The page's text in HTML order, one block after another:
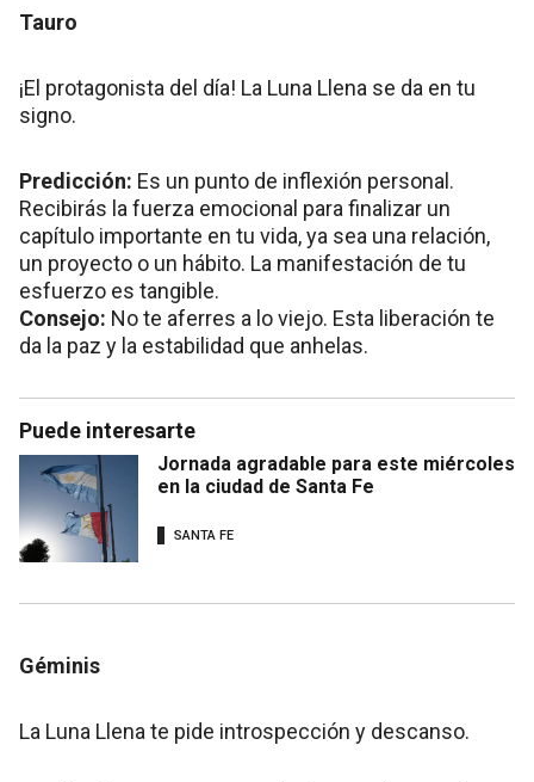
Tauro
¡El protagonista del día! La Luna Llena se da en tu
signo.
Predicción: Es un punto de inflexión personal.
Recibirás la fuerza emocional para finalizar un
capítulo importante en tu vida, ya sea una relación,
un proyecto o un hábito. La manifestación de tu
esfuerzo es tangible.
Consejo: No te aferres a lo viejo. Esta liberación te
da la paz y la estabilidad que anhelas.
Puede interesarte
Jornada agradable para este miércoles
en la ciudad de Santa Fe
SANTA FE
Géminis
La Luna Llena te pide introspección y descanso.